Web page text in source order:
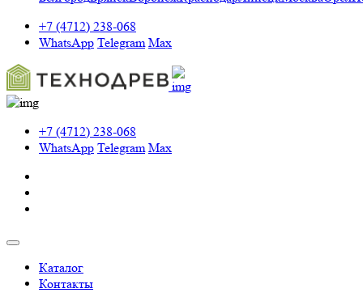
+7 (4712) 238-068
WhatsApp Telegram Max
+7 (4712) 238-068
WhatsApp Telegram Max
Каталог
Контакты